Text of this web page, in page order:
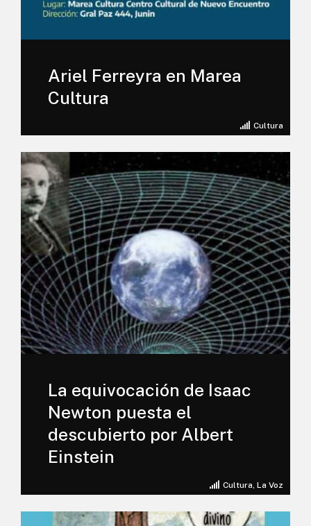
Cultura
Ariel Ferreyra en Marea
Cultura
Cultura, La Voz
La equivocación de Isaac
Newton puesta el
descubierto por Albert
Einstein